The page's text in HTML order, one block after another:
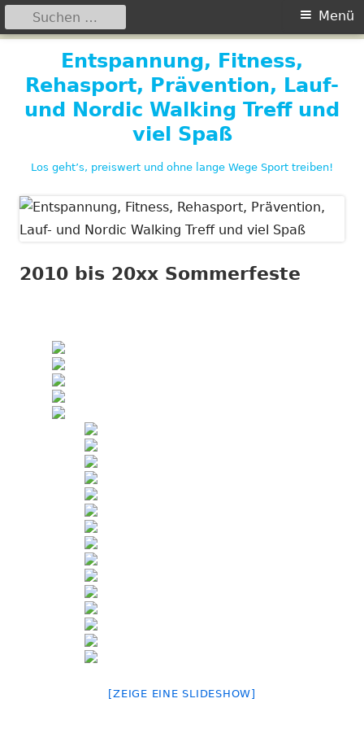
Inhalt
Entspannung, Fitness,
Rehasport, Prävention, Lauf-
und Nordic Walking Treff und
viel Spaß
Los geht’s, preiswert und ohne lange Wege Sport treiben!
Primäres
Menü
Suchen
nach:
2010 bis 20xx Sommerfeste
[ZEIGE EINE SLIDESHOW]